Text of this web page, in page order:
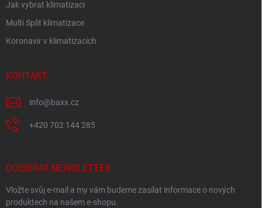
Jak vybrat klimatizaci
Multi Split klimatizace
Koronavir v klimatizacích
KONTAKT
info@baxx.cz
+420 702 144 285
ODEBÍRAT NEWSLETTER
Vložte svůj e-mail a my vám budeme zasílat informace o nových
produktech na našem e-shopu.